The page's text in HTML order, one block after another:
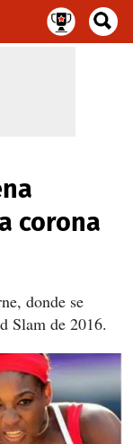
corona
donde se
Slam de 2016.